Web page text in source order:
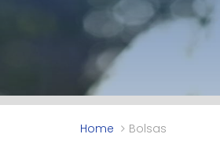
Home Bolsas